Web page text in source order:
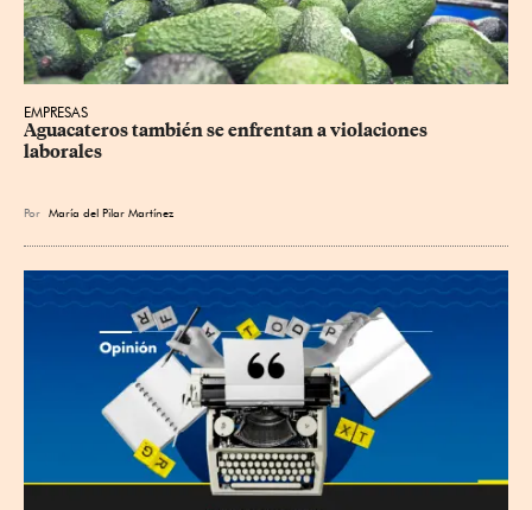
EMPRESAS
Aguacateros también se enfrentan a violaciones
laborales
Por María del Pilar Martínez